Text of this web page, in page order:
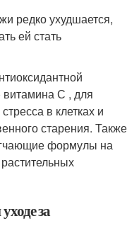
редко ухудшается,
ей стать
С , для
в клетках и
старения. Также
формулы на
за